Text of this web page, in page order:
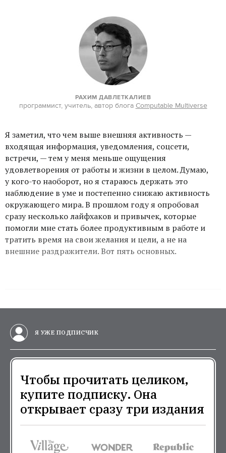
РАХИМ ДАВЛЕТКАЛИЕВ
программист, учитель, автор блога Computable Multiverse
Я заметил, что чем выше внешняя активность —
входящая информация, уведомления, соцсети,
встречи, — тем у меня меньше ощущения
удовлетворения от работы и жизни в целом. Думаю,
у кого-то наоборот, но я стараюсь держать это
наблюдение в уме и постепенно снижаю активность
окружающего мира. В прошлом году я опробовал
сразу несколько лайфхаков и привычек, которые
помогли мне стать более продуктивным в работе и
тратить время на свои желания и цели, а не на
внешние раздражители. Вот пять основных.
Я УЖЕ ПОДПИСЧИК
Чтобы прочитать целиком,
купите подписку. Она
открывает сразу три издания